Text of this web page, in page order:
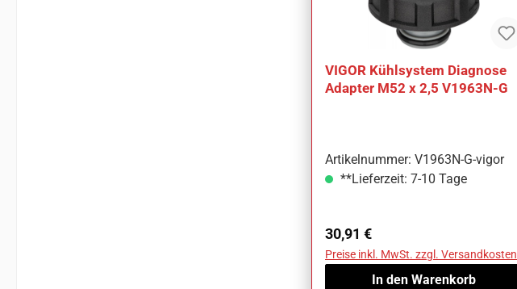
VIGOR Kühlsystem Diagnose
Adapter M52 x 2,5 V1963N-G
Artikelnummer: V1963N-G-vigor
**Lieferzeit: 7-10 Tage
Regulärer Preis:
30,91 €
Preise inkl. MwSt. zzgl. Versandkosten
In den Warenkorb